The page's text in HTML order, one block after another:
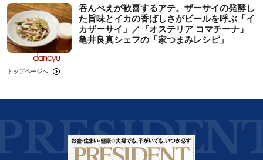
吞んべえが歓喜するアテ。ザーサイの発酵し
た旨味とイカの香ばしさがビールを呼ぶ「イ
カザーサイ」／『オステリア コマチーナ』
⻲井良真シェフの「家つまみレシピ」
トップページへ